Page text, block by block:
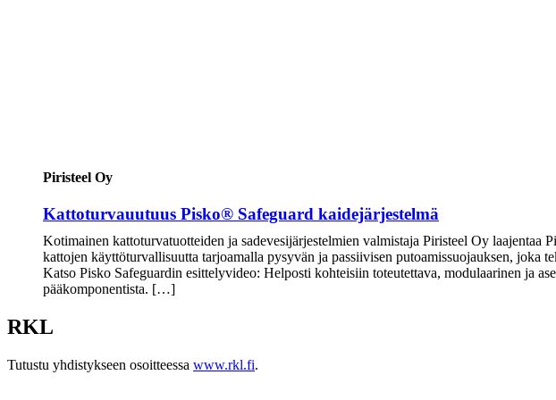
Piristeel Oy
Kattoturvauutuus Pisko® Safeguard kaidejärjestelmä
Kotimainen kattoturvatuotteiden ja sadevesijärjestelmien valmistaja Piristeel Oy
kattojen käyttöturvallisuutta tarjoamalla pysyvän ja passiivisen putoamissuojauksen,
Katso Pisko Safeguardin esittelyvideo: Helposti kohteisiin toteutettava, modulaarinen ja
pääkomponentista. […]
RKL
Tutustu yhdistykseen osoitteessa www.rkl.fi.